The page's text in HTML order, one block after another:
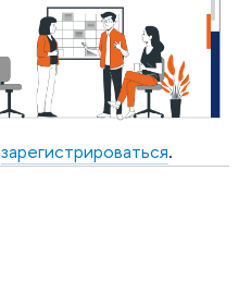
зарегистрироваться.